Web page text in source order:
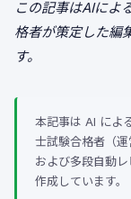
この記事はAIによ
格者が策定した編
す。
本記事は AI によ
士試験合格者（
および多段自動
作成しています。